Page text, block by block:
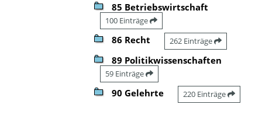
85 Betriebswirtschaft
100 Einträge
86 Recht 262 Einträge
89 Politikwissenschaften
59 Einträge
90 Gelehrte 220 Einträge